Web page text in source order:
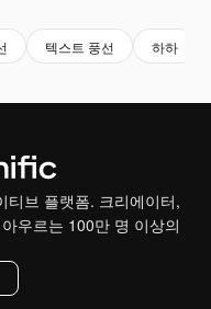
텍스트 풍선 하하
티브 플랫폼. 크리에이터,
우르는 100만 명 이상의